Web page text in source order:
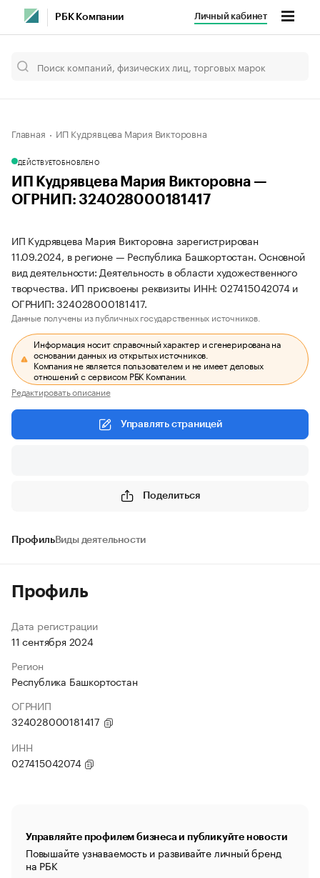
РБК Компании Личный кабинет
Главная ИП Кудрявцева Мария Викторовна
ДЕЙСТВУЕТОБНОВЛЕНО
ИП Кудрявцева Мария Викторовна —
ОГРНИП: 324028000181417
ИП Кудрявцева Мария Викторовна зарегистрирован
11.09.2024, в регионе — Республика Башкортостан. Основной
вид деятельности: Деятельность в области художественного
творчества. ИП присвоены реквизиты ИНН: 027415042074 и
ОГРНИП: 324028000181417.
Данные получены из публичных государственных источников.
Информация носит справочный характер и сгенерирована на
основании данных из открытых источников.
Компания не является пользователем и не имеет деловых
отношений с сервисом РБК Компании.
Редактировать описание
Управлять страницей
Поделиться
ПрофильВиды деятельности
Профиль
Дата регистрации
11 сентября 2024
Регион
Республика Башкортостан
ОГРНИП
324028000181417
ИНН
027415042074
Управляйте профилем бизнеса и публикуйте новости
Повышайте узнаваемость и развивайте личный бренд
на РБК